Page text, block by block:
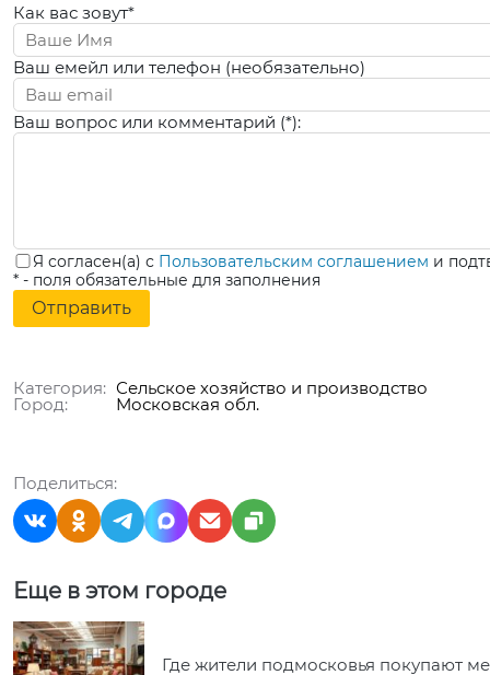
Как вас зовут*
Ваш емейл или телефон (необязательно)
Ваш вопрос или комментарий (*):
Я согласен(а) с Пользовательским соглашением и
* - поля обязательные для заполнения
Категория: Сельское хозяйство и производство
Город: Московская обл.
Поделиться:
Еще в этом городе
Где жители подмосковья покупают